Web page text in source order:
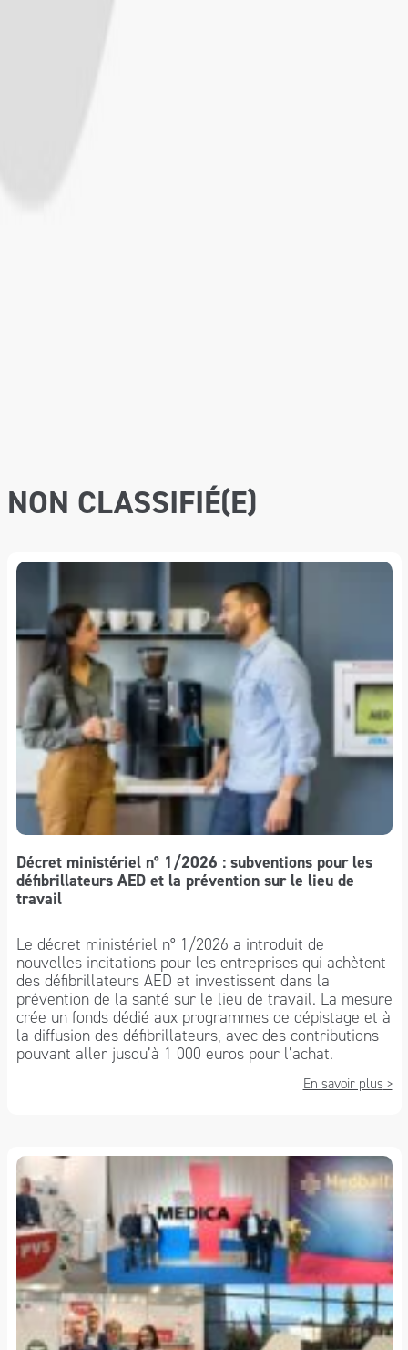
NON CLASSIFIÉ(E)
Décret ministériel n° 1/2026 : subventions pour les
défibrillateurs AED et la prévention sur le lieu de
travail
Le décret ministériel n° 1/2026 a introduit de
nouvelles incitations pour les entreprises qui achètent
des défibrillateurs AED et investissent dans la
prévention de la santé sur le lieu de travail. La mesure
crée un fonds dédié aux programmes de dépistage et à
la diffusion des défibrillateurs, avec des contributions
pouvant aller jusqu’à 1 000 euros pour l’achat.
En savoir plus